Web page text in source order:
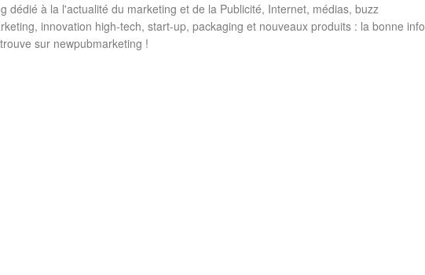
dédié à la l'actualité du marketing et de la Publicité, Internet, médias, buzz
innovation high-tech, start-up, packaging et nouveaux produits : la bonne info
sur newpubmarketing !